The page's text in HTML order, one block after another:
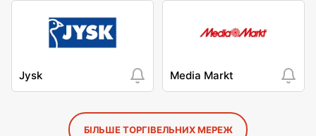
Jysk Media Markt
БІЛЬШЕ ТОРГІВЕЛЬНИХ МЕРЕЖ